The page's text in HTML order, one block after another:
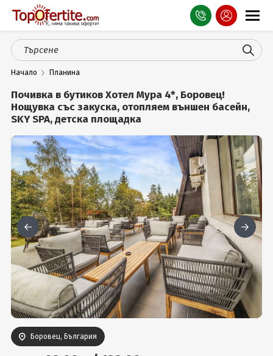
Оферти
СПА
Планина
Чужбина
Празници
Турция
Гърция
Услуги
Вход
Начало Планина
Почивка в бутиков Хотел Мура 4*, Боровец!
Нощувка със закуска, отопляем външен басейн,
SKY SPA, детска площадка
Боровец, България